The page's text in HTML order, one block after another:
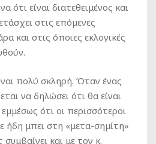
ότι είναι διατεθειμένος και
στις επόμενες
και στις όποιες εκλογικές
πολύ σκληρή. Όταν ένας
να δηλώσει ότι θα είναι
ότι οι περισσότεροι
ήδη μπει στη «μετα-σημίτη»
και με τον κ.